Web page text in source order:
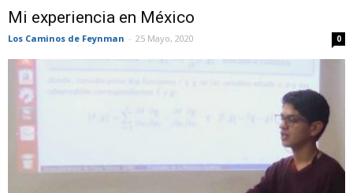
Mi experiencia en México
Los Caminos de Feynman - 25 Mayo, 2020 0